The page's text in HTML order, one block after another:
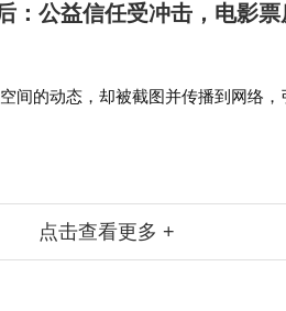
：公益信任受冲击，电影
间的动态，却被截图并传播到网络
点击查看更多 +